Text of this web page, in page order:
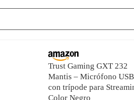
Trust Gaming GXT 232
Mantis – Micrófono USB
con trípode para
Color Negro